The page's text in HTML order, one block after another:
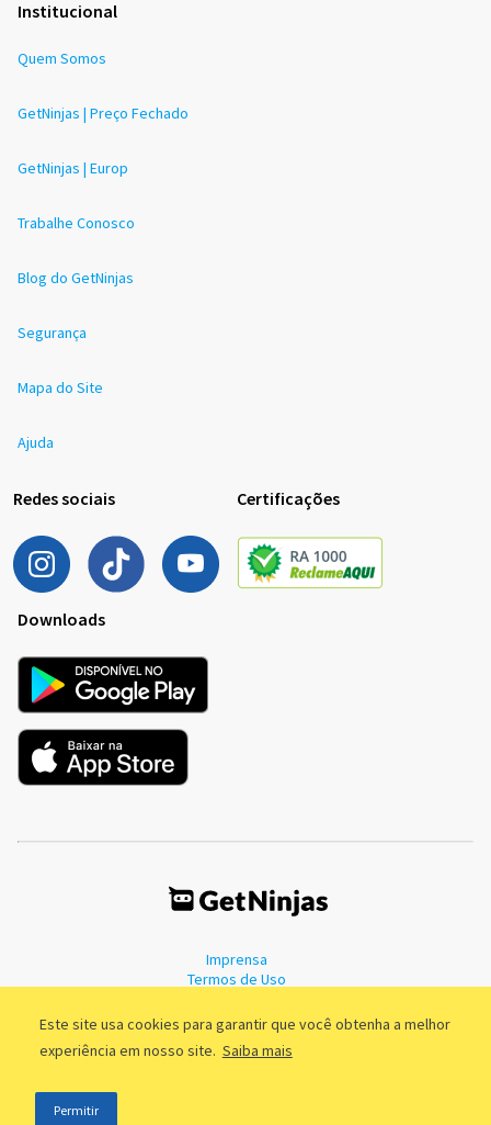
Este site usa cookies para garantir que você obtenha a melhor
experiência em nosso site. Saiba mais
Permitir
Institucional
Quem Somos
GetNinjas | Preço Fechado
GetNinjas | Europ
Trabalhe Conosco
Blog do GetNinjas
Segurança
Mapa do Site
Ajuda
Redes sociais Certificações
Downloads
Imprensa
Termos de Uso
©2011 - 2026, GetNinjas LTDA. CNPJ 55.744.877/0001-89 - Rua Dr.
Fernandes Coelho, 85 - 3º andar - São Paulo/SP - Brasil